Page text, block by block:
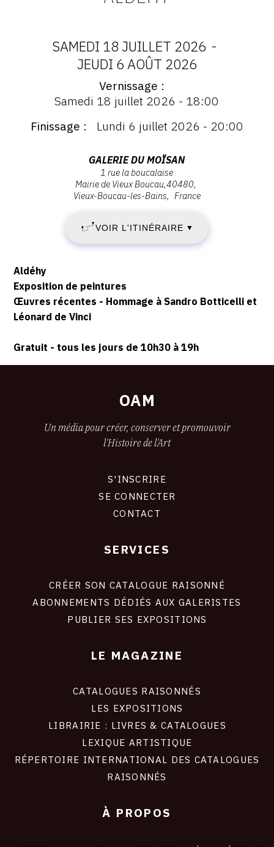
DATES
:
SAMEDI
JUILLET
2026
-
JEUDI
AOÛT
SAMEDI 18 JUILLET 2026 -
JEUDI 6 AOÛT 2026
Samedi
Vernissage
Samedi 18 juillet 2026 - 18:00
Finissage
Lundi 6 juillet 2026 - 20:00
la
Boucalaise,
40480
Vieux-
les-
GALERIE DU MOÏSAN
1 rue la boucalaise
Mairie de Vieux Boucau 40480
Vieux-Boucau-les-Bains
France
VOIR L'ITINÉRAIRE ▼
Description,
horaires...
Aldéhy
Exposition de peintures
Œuvres récentes - Hommage à Sandro Botticelli et
Léonard de Vinci
Gratuit - tous les jours de 10h30 à 19h
OAM
Un média pour créer, conserver et promouvoir
l'Histoire de l'Art
S'INSCRIRE
SE CONNECTER
CONTACT
SERVICES
CRÉER SON CATALOGUE RAISONNÉ
ABONNEMENTS DÉDIÉS AUX GALERISTES
PUBLIER SES EXPOSITIONS
LE MAGAZINE
CATALOGUES RAISONNÉS
LES EXPOSITIONS
LIBRAIRIE : LIVRES & CATALOGUES
LEXIQUE ARTISTIQUE
RÉPERTOIRE INTERNATIONAL DES CATALOGUES
RAISONNÉS
À PROPOS